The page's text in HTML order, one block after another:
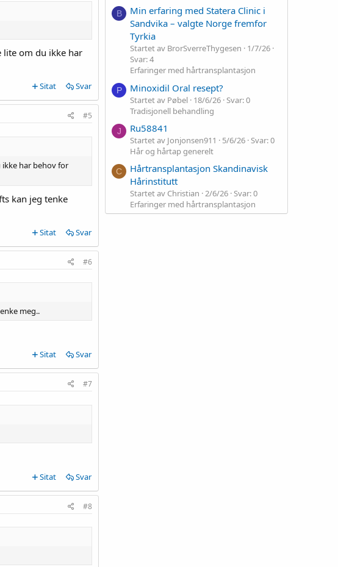
lite om du ikke har
Sitat Svar
#5
har behov for
kan jeg tenke
Sitat Svar
#6
meg..
Sitat Svar
#7
Sitat Svar
#8
B
Min erfaring med Statera Clinic i
Sandvika – valgte Norge fremfor
Tyrkia
Startet av BrorSverreThygesen
1/7/26
Svar: 4
Erfaringer med hårtransplantasjon
P Minoxidil Oral resept?
Startet av Pøbel 18/6/26 Svar: 0
Tradisjonell behandling
J Ru58841
Startet av Jonjonsen911 5/6/26 Svar: 0
Hår og hårtap generelt
C
Hårtransplantasjon Skandinavisk
Hårinstitutt
Startet av Christian 2/6/26 Svar: 0
Erfaringer med hårtransplantasjon